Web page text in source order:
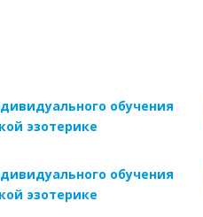
обучения
эзотерике
обучения
эзотерике